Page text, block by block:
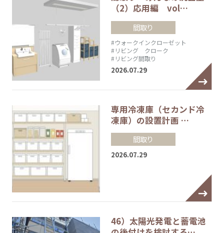
（2）応用編 vol…
間取り
#ウォークインクローゼット
#リビング クローク
#リビング間取り
2026.07.29
専用冷凍庫（セカンド冷
凍庫）の設置計画 …
間取り
2026.07.29
46）太陽光発電と蓄電池